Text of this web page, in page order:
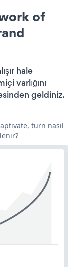
of
hale
varlığını
geldiniz.
turn nasıl